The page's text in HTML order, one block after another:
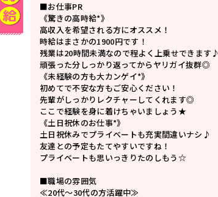
■お仕事PR
《驚きの高時給*》
高収入を希望される方にオススメ！
時給はまさかの1900円です！
残業は20時間未満なので程よく上乗せできます♪
頑張った分しっかり返ってからヤリガイ抜群◎
《未経験の方も大カンゲイ*》
初めてで不安な方もご安心ください！
先輩がしっかりレクチャーしてくれます◎
ここで経験を身に着けちゃいましょう★
《土日祝休のお仕事*》
土日祝休みでプライベートも充実間違いナシ♪
友達との予定もたてやすいですね！
プライベートも思いっきりたのしもう☆
■職場の雰囲気
≪20代～30代の方活躍中≫